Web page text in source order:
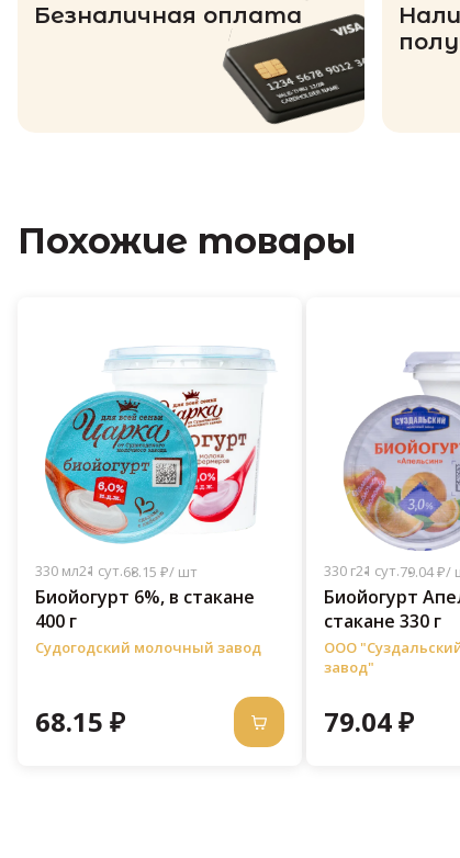
Безналичная оплата
Похожие товары
330 мл21 сут.68.15 ₽/ шт
Биойогурт 6%, в стакане
400 г
Судогодский молочный завод
68.15 ₽
330 г21 сут.79.04 ₽/
Биойогурт
стакане 330 г
ООО
завод"
79.04 ₽